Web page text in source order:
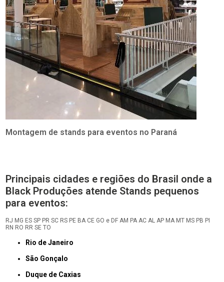
Montagem de stands para eventos no Paraná
Principais cidades e regiões do Brasil onde a
Black Produções atende Stands pequenos
para eventos:
RJ MG ES SP PR SC RS PE BA CE GO e DF AM PA AC AL AP MA MT MS PB PI
RN RO RR SE TO
Rio de Janeiro
São Gonçalo
Duque de Caxias